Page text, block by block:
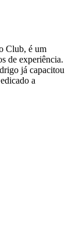
Club, é um
de experiência.
já capacitou
a